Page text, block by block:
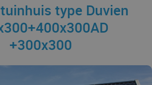
type Duvien
+300x300